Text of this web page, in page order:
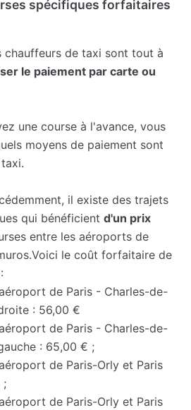
spécifiques forfaitaires
chauffeurs de taxi sont tout à
le paiement par carte ou
une course à l'avance, vous
moyens de paiement sont
il existe des trajets
qui bénéficientd'un prix
entre les aéroports de
le coût forfaitaire de
de Paris - Charles-de-
: 56,00 €
de Paris - Charles-de-
: 65,00 € ;
de Paris-Orly et Paris
;
de Paris-Orly et Paris